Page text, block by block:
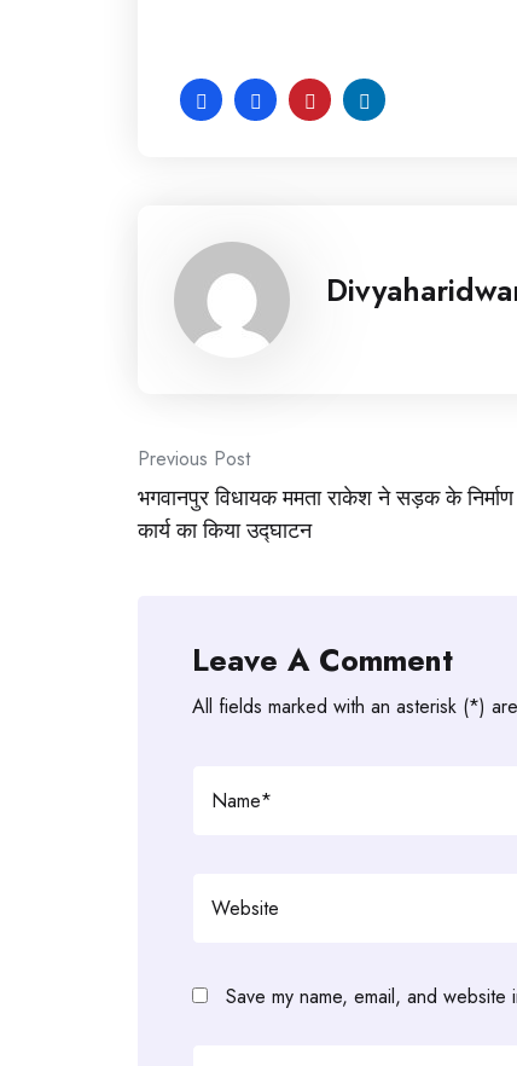
Post
navigation
Previous Post
भगवानपुर विधायक ममता राकेश ने सड़क के निर्माण
कार्य का किया उद्घाटन
Leave A Comment
All fields marked with an asterisk (*)
Save my name, email, and